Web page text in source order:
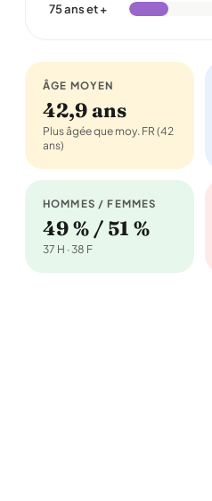
75 ans et +
ÂGE MOYEN
42,9 ans
Plus âgée que moy. FR (42
ans)
HOMMES / FEMMES
49 % / 51 %
37 H · 38 F